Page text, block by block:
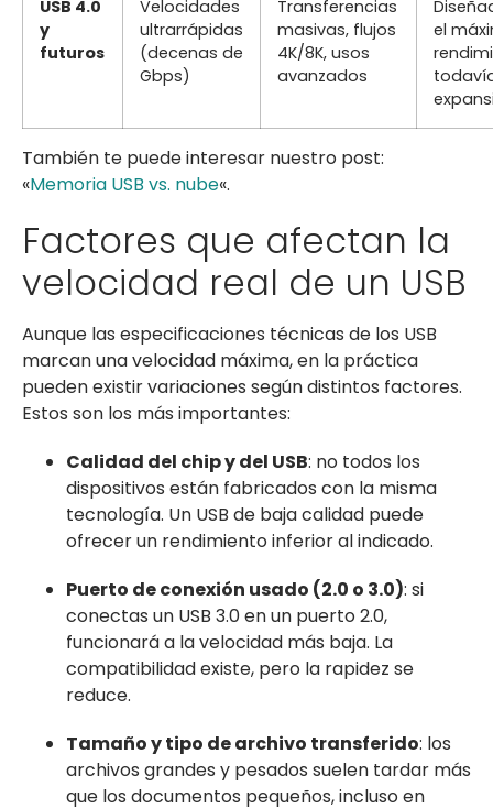
USB 4.0
y
futuros
Velocidades
ultrarrápidas
(decenas de
Gbps)
Transferencias
masivas, flujos
4K/8K, usos
avanzados
el
También te puede interesar nuestro post:
«Memoria USB vs. nube«.
Factores que afectan la
velocidad real de un USB
Aunque las especificaciones técnicas de los USB
marcan una velocidad máxima, en la práctica
pueden existir variaciones según distintos factores.
Estos son los más importantes:
Calidad del chip y del USB: no todos los
dispositivos están fabricados con la misma
tecnología. Un USB de baja calidad puede
ofrecer un rendimiento inferior al indicado.
Puerto de conexión usado (2.0 o 3.0): si
conectas un USB 3.0 en un puerto 2.0,
funcionará a la velocidad más baja. La
compatibilidad existe, pero la rapidez se
reduce.
Tamaño y tipo de archivo transferido: los
archivos grandes y pesados suelen tardar más
que los documentos pequeños, incluso en